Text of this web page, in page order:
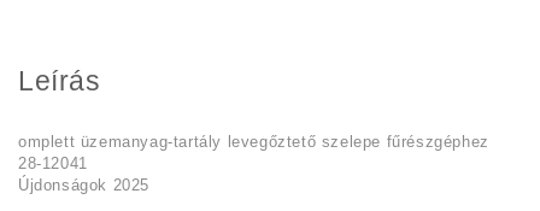
Leírás
omplett üzemanyag-tartály levegőztető szelepe fűrészgéphez
28-12041
Újdonságok 2025